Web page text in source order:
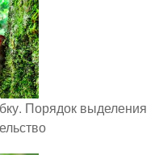
Порядок выделения